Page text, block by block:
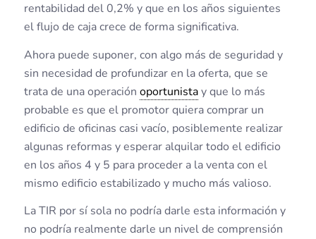
rentabilidad del 0,2% y que en los años siguientes
el flujo de caja crece de forma significativa.
Ahora puede suponer, con algo más de seguridad y
sin necesidad de profundizar en la oferta, que se
trata de una operación oportunistay que lo más
probable es que el promotor quiera comprar un
edificio de oficinas casi vacío, posiblemente realizar
algunas reformas y esperar alquilar todo el edificio
en los años 4 y 5 para proceder a la venta con el
mismo edificio estabilizado y mucho más valioso.
La TIR por sí sola no podría darle esta información y
no podría realmente darle un nivel de comprensión